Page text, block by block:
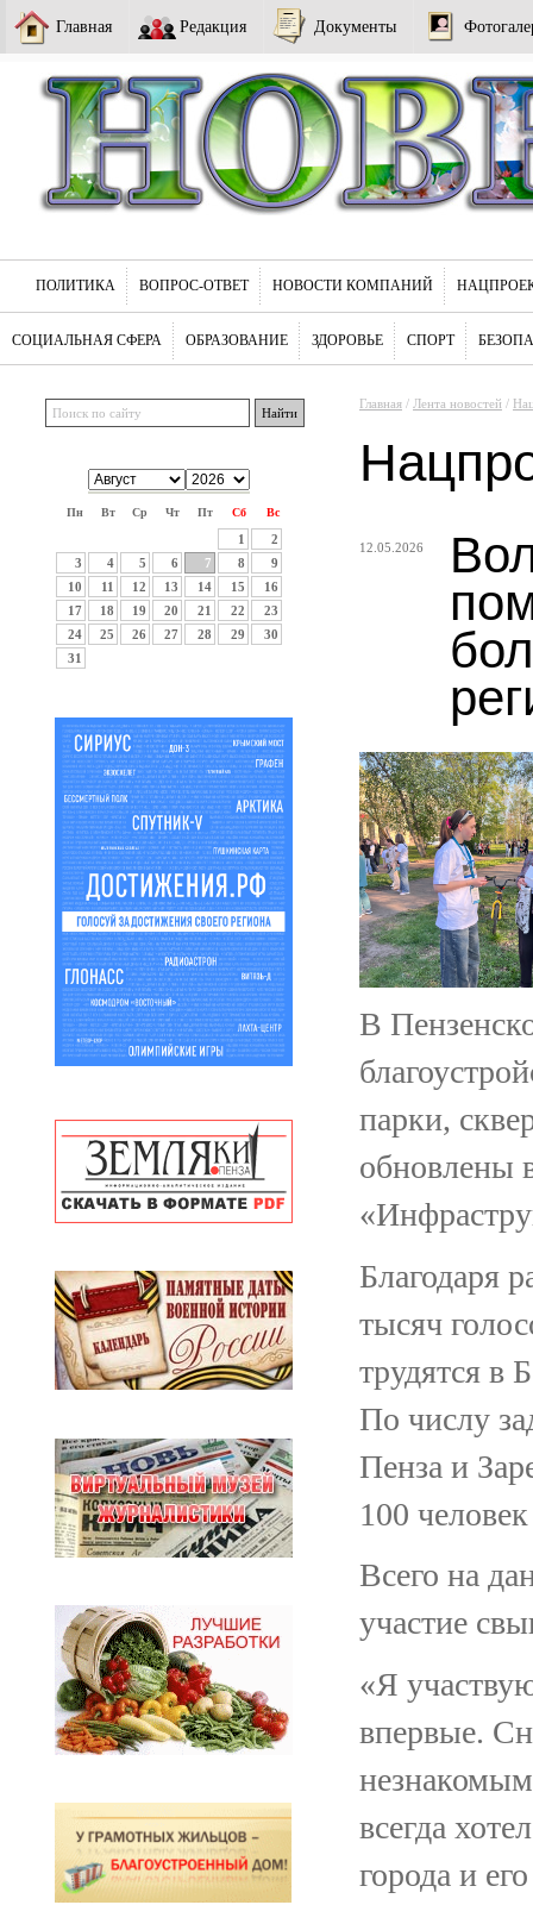
Главная Редакция Документы
ПОЛИТИКА ВОПРОС-ОТВЕТ НОВОСТИ КОМПАНИЙ
СОЦИАЛЬНАЯ СФЕРА ОБРАЗОВАНИЕ ЗДОРОВЬЕ СПОРТ
Пн Вт Ср Чт Пт Сб Вс
1
2
3
4 5 6 7 8
9
10
11 12 13 14 15
16
17
18 19 20 21 22
23
24
25 26 27 28 29
30
31
Главная / Лента новостей /
12.05.2026
В
парки,
обновлены
Благодаря
тысяч
трудятся в
По числу
Пенза и
100
Всего на
участие
«Я
впервые.
всегда
города и